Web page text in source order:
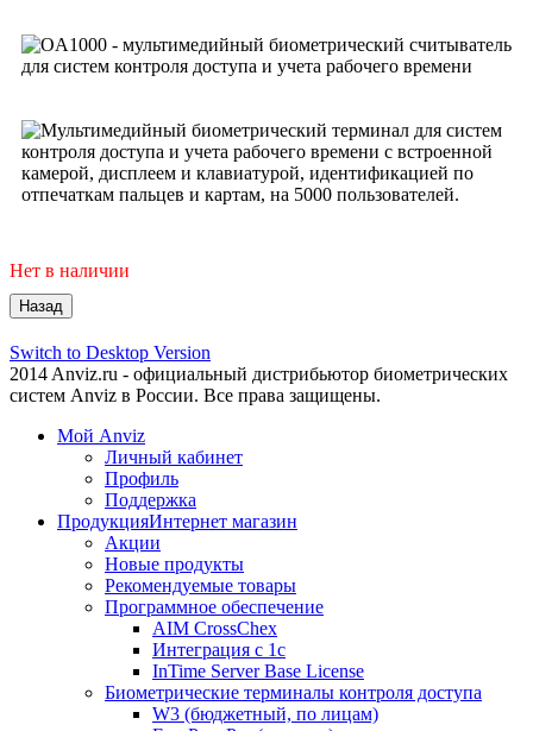
Нет в наличии
Switch to Desktop Version
2014 Anviz.ru - официальный дистрибьютор биометрических
систем Anviz в России. Все права защищены.
Мой Anviz
Личный кабинет
Профиль
Поддержка
ПродукцияИнтернет магазин
Акции
Новые продукты
Рекомендуемые товары
Программное обеспечение
AIM CrossChex
Интеграция с 1с
InTime Server Base License
Биометрические терминалы контроля доступа
W3 (бюджетный, по лицам)